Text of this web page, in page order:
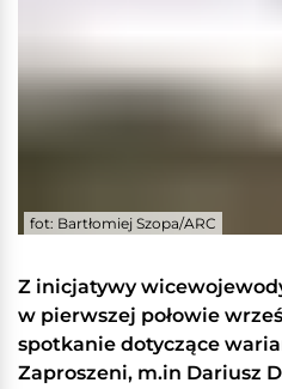
fot: Bartłomiej Szopa/ARC
Z inicjatywy
w pierwszej połowie
spotkanie dotyczące
Zaproszeni, m.in Dariusz